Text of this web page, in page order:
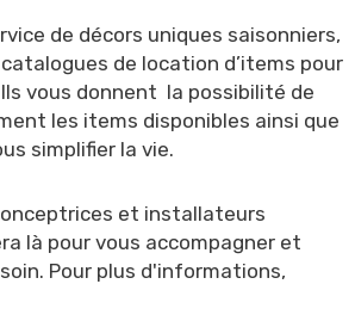
de décors uniques saisonniers,
de location d’items pour
vous donnent la possibilité de
les items disponibles ainsi que
simplifier la vie.
et installateurs
là pour vous accompagner et
Pour plus d'informations,